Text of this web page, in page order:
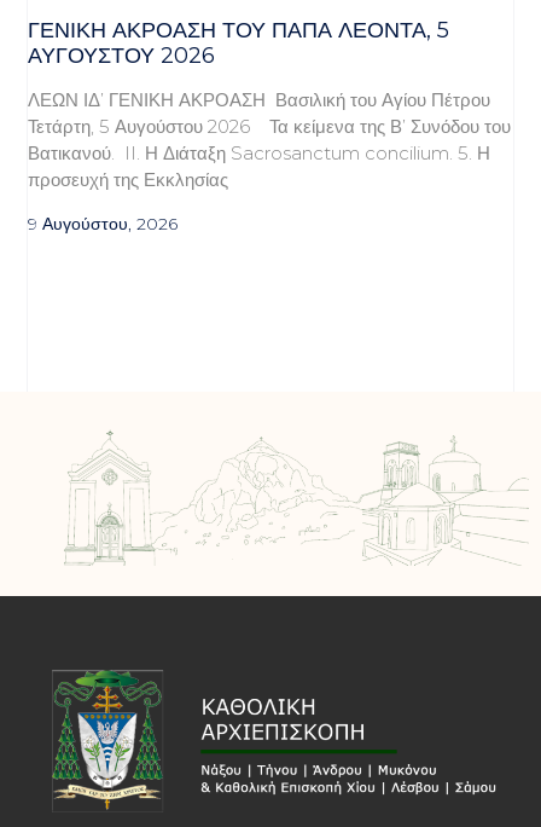
ΓΕΝΙΚΉ ΑΚΡΌΑΣΗ ΤΟΥ ΠΆΠΑ ΛΈΟΝΤΑ, 5
ΑΥΓΟΎΣΤΟΥ 2026
ΛΕΩΝ ΙΔ’ ΓΕΝΙΚΗ ΑΚΡΟΑΣΗ Βασιλική του Αγίου Πέτρου
Τετάρτη, 5 Αυγούστου 2026 Τα κείμενα της Β’ Συνόδου του
Βατικανού. II. Η Διάταξη Sacrosanctum concilium. 5. Η
προσευχή της Εκκλησίας
9 Αυγούστου, 2026